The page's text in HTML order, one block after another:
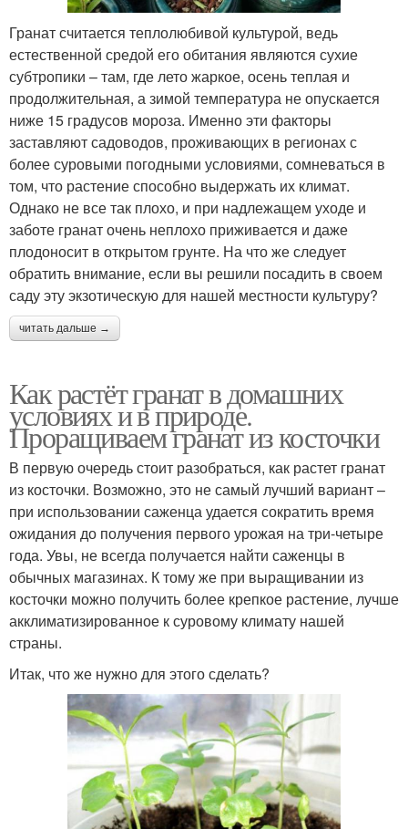
Гранат считается теплолюбивой культурой, ведь
естественной средой его обитания являются сухие
субтропики – там, где лето жаркое, осень теплая и
продолжительная, а зимой температура не опускается
ниже 15 градусов мороза. Именно эти факторы
заставляют садоводов, проживающих в регионах с
более суровыми погодными условиями, сомневаться в
том, что растение способно выдержать их климат.
Однако не все так плохо, и при надлежащем уходе и
заботе гранат очень неплохо приживается и даже
плодоносит в открытом грунте. На что же следует
обратить внимание, если вы решили посадить в своем
саду эту экзотическую для нашей местности культуру?
читать дальше →
Как растёт гранат в домашних
условиях и в природе.
Проращиваем гранат из косточки
В первую очередь стоит разобраться, как растет гранат
из косточки. Возможно, это не самый лучший вариант –
при использовании саженца удается сократить время
ожидания до получения первого урожая на три-четыре
года. Увы, не всегда получается найти саженцы в
обычных магазинах. К тому же при выращивании из
косточки можно получить более крепкое растение, лучше
акклиматизированное к суровому климату нашей
страны.
Итак, что же нужно для этого сделать?